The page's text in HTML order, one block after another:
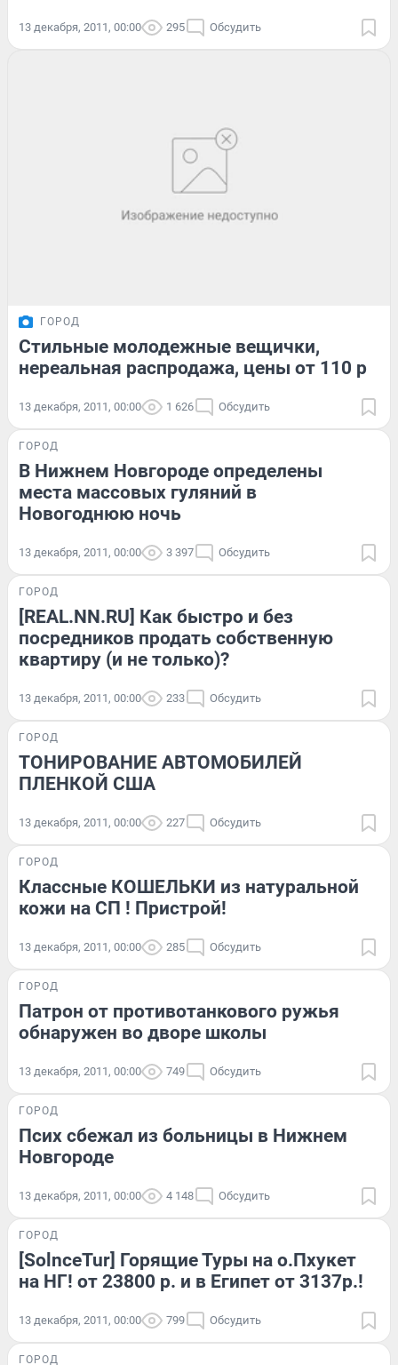
13 декабря, 2011, 00:00 295 Обсудить
ГОРОД
Стильные молодежные вещички,
нереальная распродажа, цены от 110 р
13 декабря, 2011, 00:00 1 626 Обсудить
ГОРОД
В Нижнем Новгороде определены
места массовых гуляний в
Новогоднюю ночь
13 декабря, 2011, 00:00 3 397 Обсудить
ГОРОД
[REAL.NN.RU] Как быстро и без
посредников продать собственную
квартиру (и не только)?
13 декабря, 2011, 00:00 233 Обсудить
ГОРОД
ТОНИРОВАНИЕ АВТОМОБИЛЕЙ
ПЛЕНКОЙ США
13 декабря, 2011, 00:00 227 Обсудить
ГОРОД
Классные КОШЕЛЬКИ из натуральной
кожи на СП ! Пристрой!
13 декабря, 2011, 00:00 285 Обсудить
ГОРОД
Патрон от противотанкового ружья
обнаружен во дворе школы
13 декабря, 2011, 00:00 749 Обсудить
ГОРОД
Псих сбежал из больницы в Нижнем
Новгороде
13 декабря, 2011, 00:00 4 148 Обсудить
ГОРОД
[SolnceTur] Горящие Туры на о.Пхукет
на НГ! от 23800 р. и в Египет от 3137р.!
13 декабря, 2011, 00:00 799 Обсудить
ГОРОД